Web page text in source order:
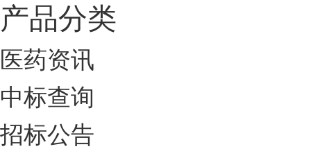
产品分类
医药资讯
中标查询
招标公告